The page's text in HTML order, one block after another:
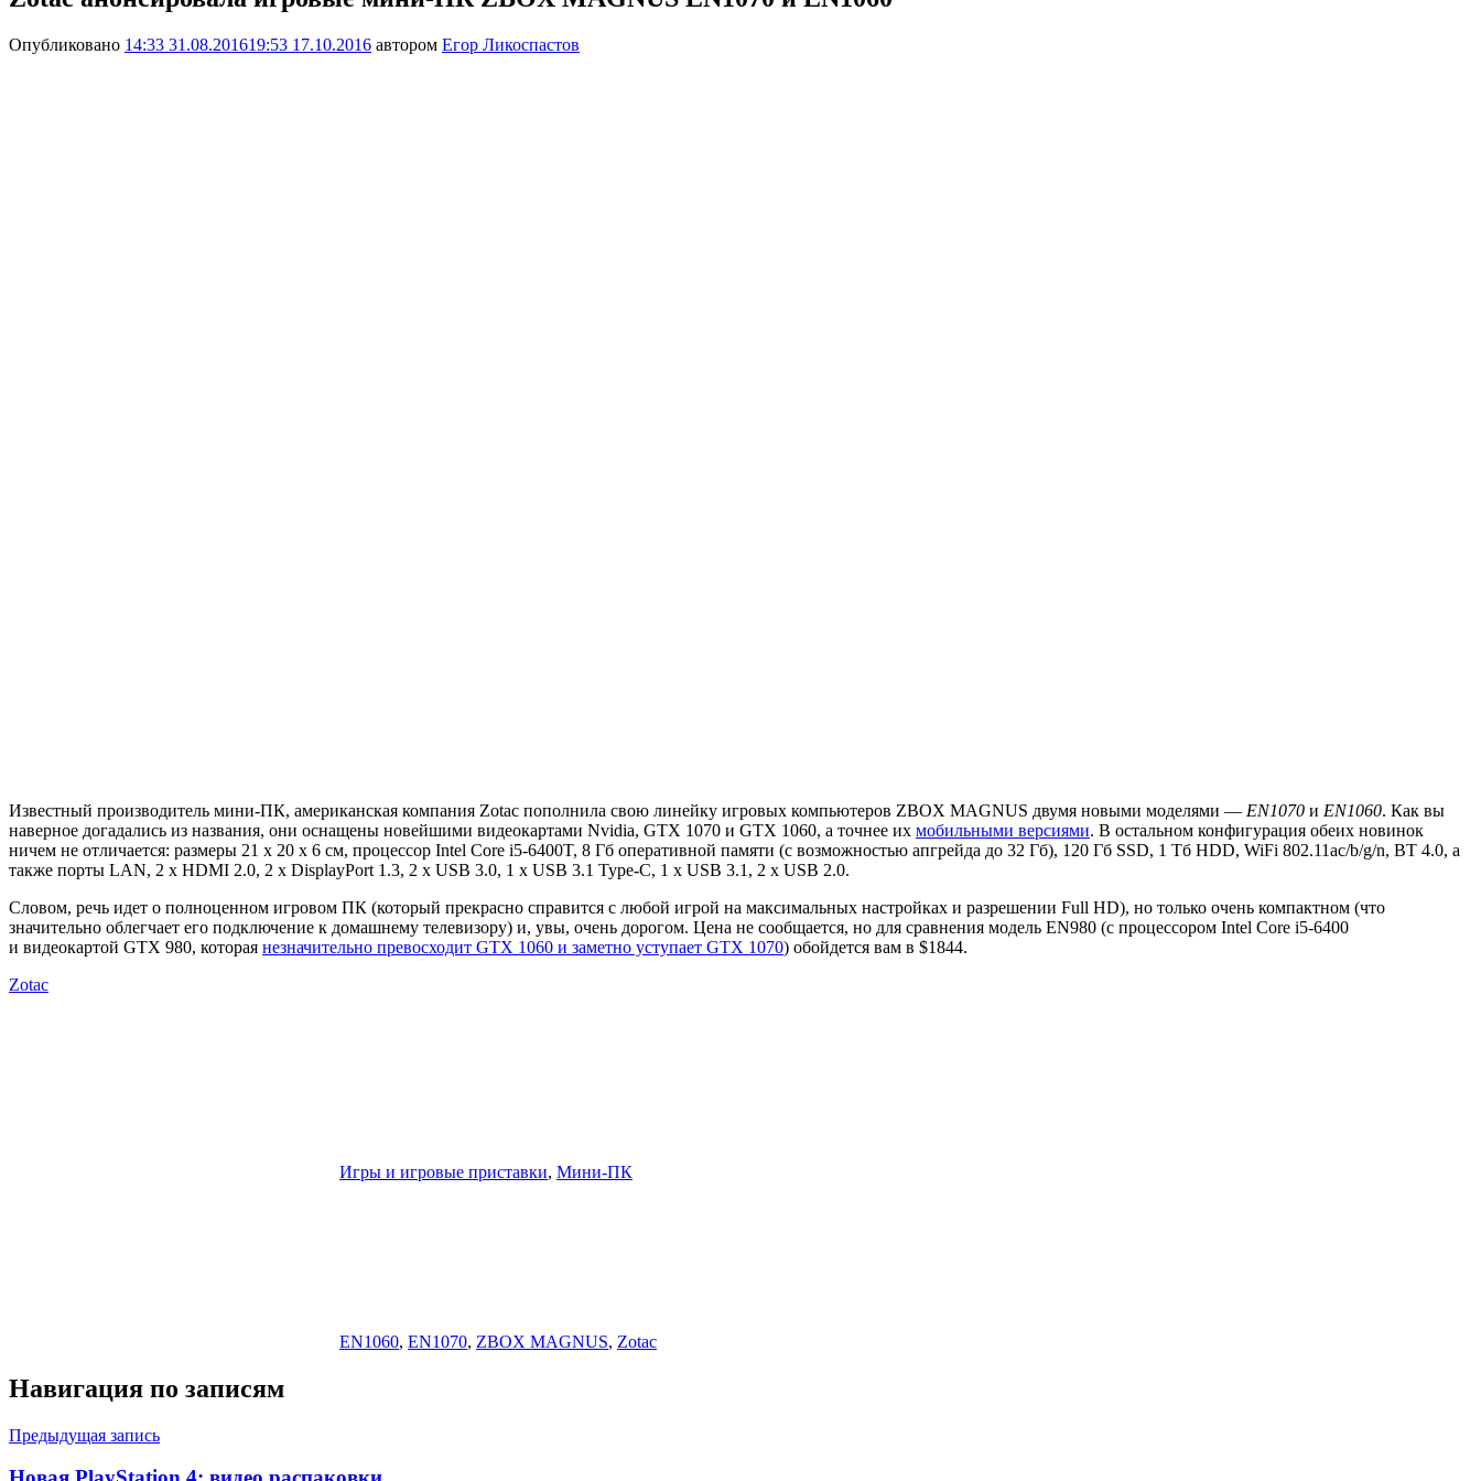
Опубликовано 14:33 31.08.201619:53 17.10.2016 автором Егор Ликоспастов
Известный производитель мини-ПК, американская компания Zotac пополнила свою линейку игровых компьютеров ZBOX MAGNUS двумя новыми моделями — EN1070 и EN1060. Как вы
наверное догадались из названия, они оснащены новейшими видеокартами Nvidia, GTX 1070 и GTX 1060, а точнее их мобильными версиями. В остальном конфигурация обеих новинок
ничем не отличается: размеры 21 x 20 x 6 см, процессор Intel Core i5-6400T, 8 Гб оперативной памяти (с возможностью апгрейда до 32 Гб), 120 Гб SSD, 1 Тб HDD, WiFi 802.11ac/b/g/n, BT 4.0, а
также порты LAN, 2 x HDMI 2.0, 2 x DisplayPort 1.3, 2 x USB 3.0, 1 x USB 3.1 Type-C, 1 x USB 3.1, 2 x USB 2.0.
Словом, речь идет о полноценном игровом ПК (который прекрасно справится с любой игрой на максимальных настройках и разрешении Full HD), но только очень компактном (что
значительно облегчает его подключение к домашнему телевизору) и, увы, очень дорогом. Цена не сообщается, но для сравнения модель EN980 (с процессором Intel Core i5-6400
и видеокартой GTX 980, которая незначительно превосходит GTX 1060 и заметно уступает GTX 1070) обойдется вам в $1844.
Zotac
Игры и игровые приставки, Мини-ПК
EN1060, EN1070, ZBOX MAGNUS, Zotac
Навигация по записям
Предыдущая запись